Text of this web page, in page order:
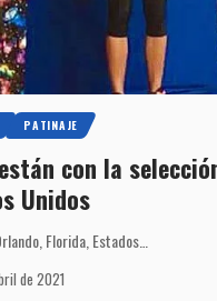
PATINAJE
con la
Unidos
Florida, Estados…
de 2021